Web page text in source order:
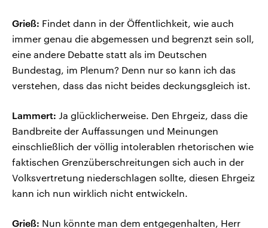
Grieß: Findet dann in der Öffentlichkeit, wie auch
immer genau die abgemessen und begrenzt sein soll,
eine andere Debatte statt als im Deutschen
Bundestag, im Plenum? Denn nur so kann ich das
verstehen, dass das nicht beides deckungsgleich ist.
Lammert: Ja glücklicherweise. Den Ehrgeiz, dass die
Bandbreite der Auffassungen und Meinungen
einschließlich der völlig intolerablen rhetorischen wie
faktischen Grenzüberschreitungen sich auch in der
Volksvertretung niederschlagen sollte, diesen Ehrgeiz
kann ich nun wirklich nicht entwickeln.
Grieß: Nun könnte man dem entgegenhalten, Herr